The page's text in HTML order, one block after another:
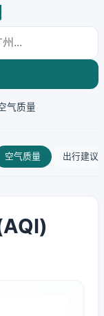
气质量
空气质量 出行建议